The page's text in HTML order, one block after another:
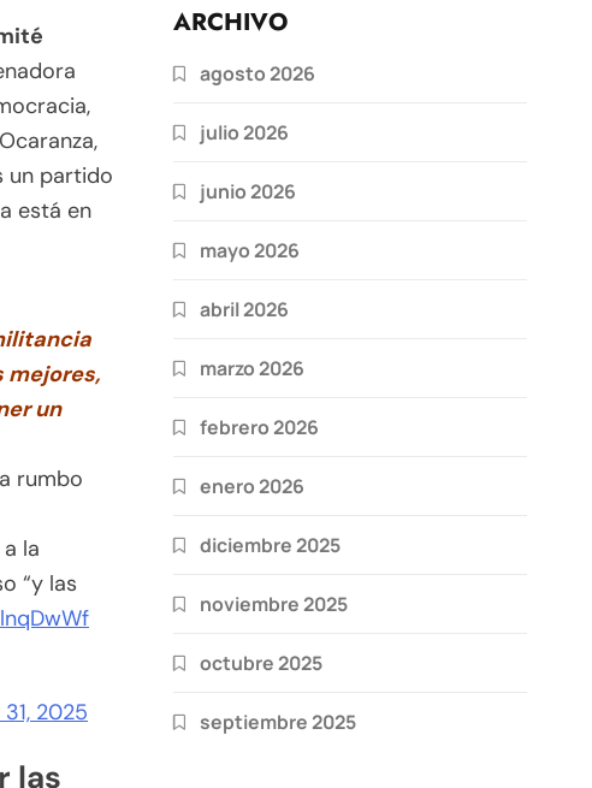
un partido
está en
mejores,
un
rumbo
la
“y las
2025
las
ARCHIVO
agosto 2026
julio 2026
junio 2026
mayo 2026
abril 2026
marzo 2026
febrero 2026
enero 2026
diciembre 2025
noviembre 2025
octubre 2025
septiembre 2025